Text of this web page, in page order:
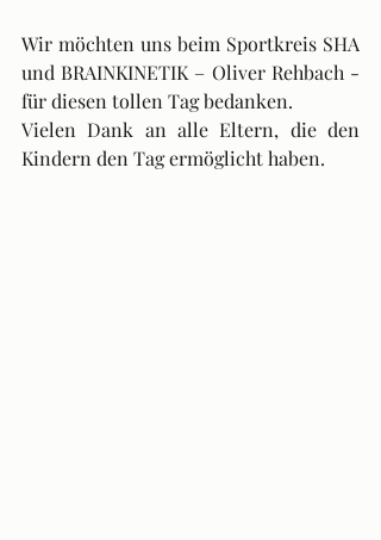
Wir möchten uns beim Sportkreis SHA
und BRAINKINETIK – Oliver Rehbach -
für diesen tollen Tag bedanken.
Vielen Dank an alle Eltern, die den
Kindern den Tag ermöglicht haben.